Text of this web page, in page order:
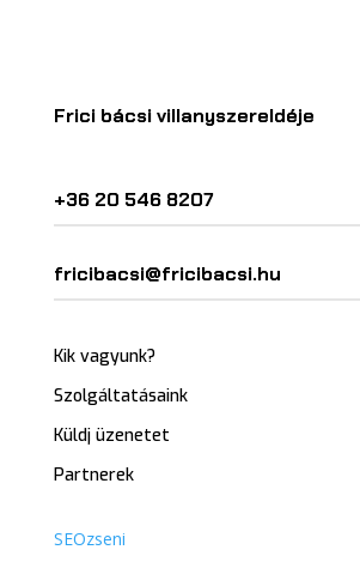
Frici bácsi villanyszereldéje
+36 20 546 8207
fricibacsi@fricibacsi.hu
Kik vagyunk?
Szolgáltatásaink
Küldj üzenetet
Partnerek
SEOzseni